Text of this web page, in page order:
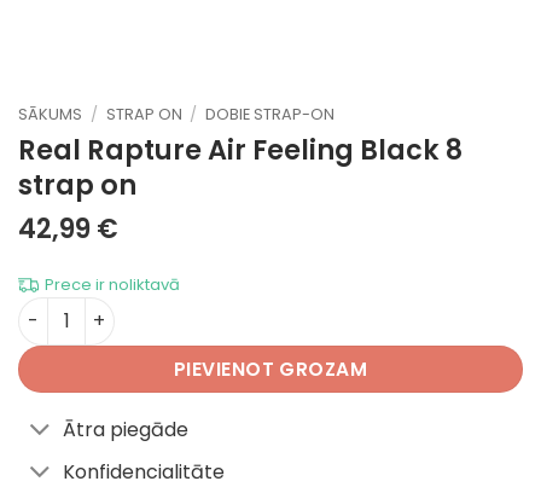
SĀKUMS / STRAP ON / DOBIE STRAP-ON
Real Rapture Air Feeling Black 8
strap on
42,99€
Prece ir noliktavā
Real Rapture Air Feeling Black 8 daudzums
PIEVIENOT GROZAM
Ātra piegāde
Konfidencialitāte